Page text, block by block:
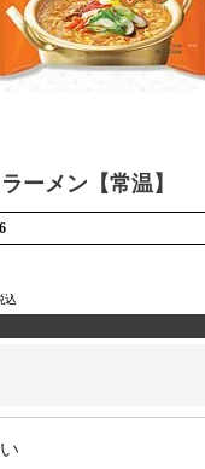
ーメン【常温】
込